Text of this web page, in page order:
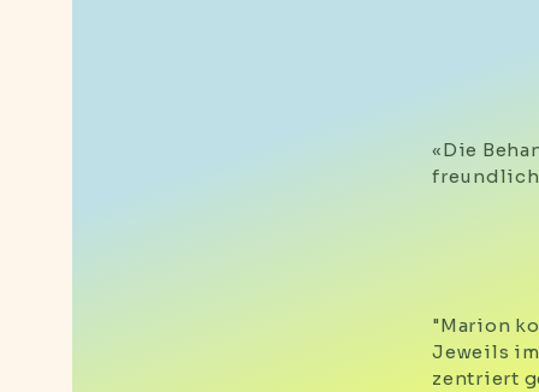
«Die
freundlich
"Marion
Jeweils
zentriert